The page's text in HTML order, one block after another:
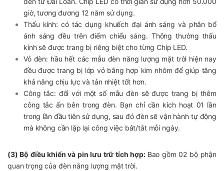
giờ, tương đương 12 năm sử dụng.
Thấu kính: có tác dụng khuếch đại ánh sáng và phân bổ
ánh sáng đều trên điểm chiếu sáng. Thông thường thấu
kính sẽ được trang bị riêng biệt cho từng Chíp LED.
Vỏ đèn: hầu hết các mẫu đèn năng lượng mặt trời hiện nay
đều được trang bị lớp vỏ bằng hợp kim nhôm để giúp tăng
khả năng chịu lực và tản nhiệt tốt hơn.
Công tắc: đối với một số mẫu đèn sẽ được trang bị thêm
công tắc ẩn bên trong đèn. Bạn chỉ cần kích hoạt 01 lần
trong lần đầu tiên sử dụng, sau đó đèn sẽ vận hành tự động
mà không cần lặp lại công việc bât/tắt mỗi ngày.
(3) Bộ điều khiển và pin lưu trữ tích hợp: Bao gồm 02 bộ phận
quan trọng của đèn năng lượng mặt trời.